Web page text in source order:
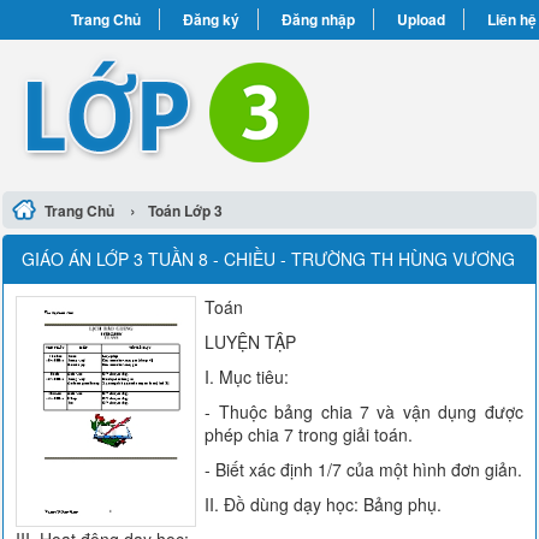
Trang Chủ Đăng ký Đăng nhập Upload Liên hệ
Trang Chủ › Toán Lớp 3
GIÁO ÁN LỚP 3 TUẦN 8 - CHIỀU - TRƯỜNG TH HÙNG VƯƠNG
Toán
LUYỆN TẬP
I. Mục tiêu:
- Thuộc bảng chia 7 và vận dụng được
phép chia 7 trong giải toán.
- Biết xác định 1/7 của một hình đơn giản.
II. Đồ dùng dạy học: Bảng phụ.